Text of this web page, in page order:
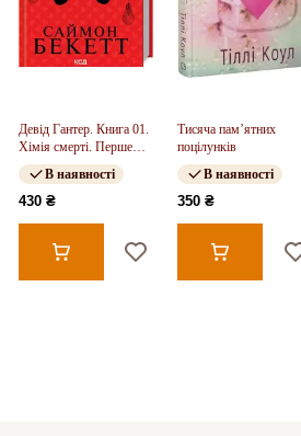
Девід Гантер. Книга 01.
Хімія смерті. Перше
розслідування
В наявності
430 ₴
Тисяча пам’ятних
поцілунків
В наявності
350 ₴